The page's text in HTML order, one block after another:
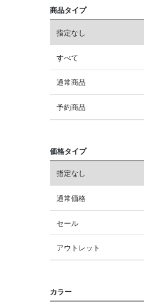
商品タイプ
指定なし
すべて
通常商品
予約商品
価格タイプ
指定なし
通常価格
セール
アウトレット
カラー